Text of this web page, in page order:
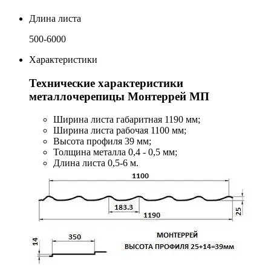
Длина листа
500-6000
Характеристики
Технические характеристики
металлочерепицы Монтеррей МП
Ширина листа габаритная 1190 мм;
Ширина листа рабочая 1100 мм;
Высота профиля 39 мм;
Толщина металла 0,4 - 0,5 мм;
Длина листа 0,5-6 м.